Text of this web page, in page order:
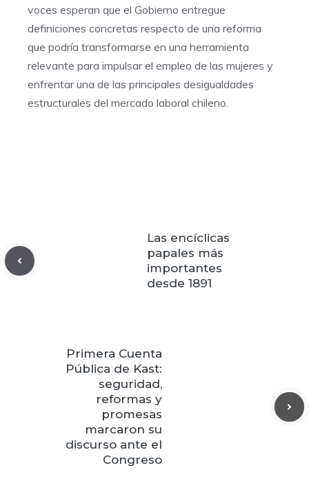
voces esperan que el Gobierno entregue
definiciones concretas respecto de una reforma
que podría transformarse en una herramienta
relevante para impulsar el empleo de las mujeres y
enfrentar una de las principales desigualdades
estructurales del mercado laboral chileno.
Las encíclicas
papales más
importantes
desde 1891
Primera Cuenta
Pública de Kast:
seguridad,
reformas y
promesas
marcaron su
discurso ante el
Congreso